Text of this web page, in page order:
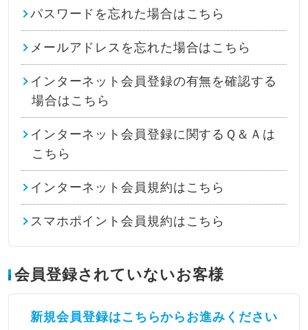
パスワードを忘れた場合はこちら
メールアドレスを忘れた場合はこちら
インターネット会員登録の有無を確認する
場合はこちら
インターネット会員登録に関するＱ＆Ａは
こちら
インターネット会員規約はこちら
スマホポイント会員規約はこちら
会員登録されていないお客様
新規会員登録はこちらからお進みください